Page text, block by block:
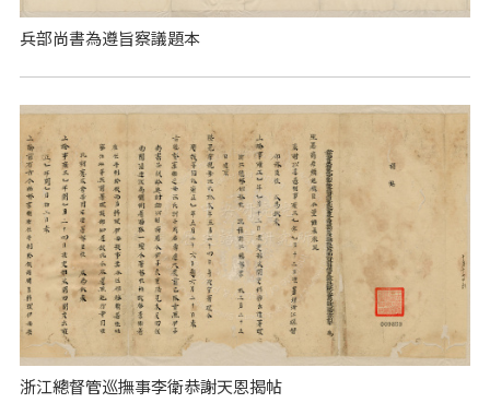
兵部尚書為遵旨察議題本
浙江總督管巡撫事李衛恭謝天恩揭帖